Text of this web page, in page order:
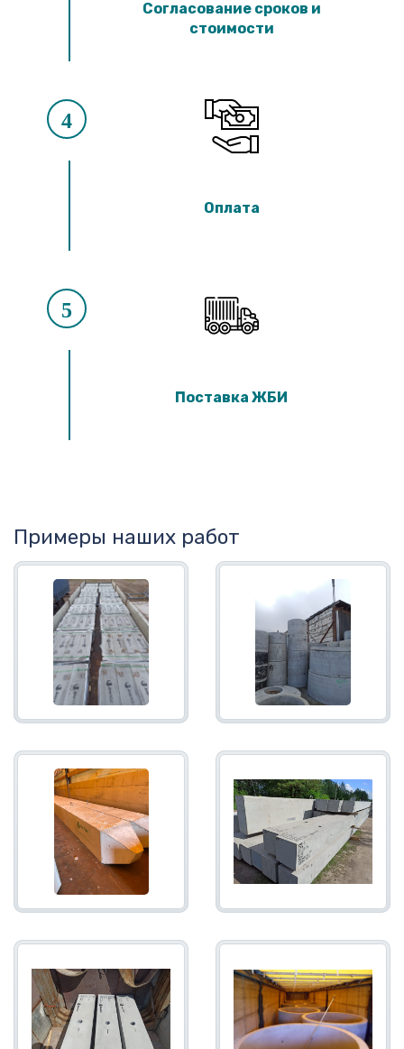
Согласование сроков и
стоимости
4
Оплата
5
Поставка ЖБИ
Примеры наших работ